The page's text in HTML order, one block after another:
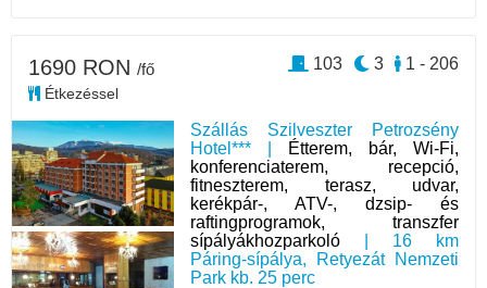
Szállás Szilveszter Petrozsény
Hotel*** |
Étterem, bár, Wi-Fi,
konferenciaterem, recepció,
fitneszterem, terasz, udvar,
kerékpár-, ATV-, dzsip- és
raftingprogramok, transzfer
sípályákhozparkoló | 16 km
Páring-sípálya, Retyezát Nemzeti
Park kb. 25 perc
1690 RON /fő
Étkezéssel
1 - 206
3
103